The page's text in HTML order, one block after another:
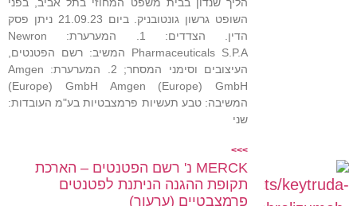
השופט גרשון גונטובניק. ביום 21.09.23 ניתן פסק
הדין. הצדדים: 1. המערערת: Newron
Pharmaceuticals S.P.A המשיב: רשם הפטנטים,
העיצובים וסימני המסחר; 2. המערערת: Amgen
(Europe) GmbH Amgen (Europe) GmbH
המשיבה: טבע תעשיות פרמצבטיות בע"מ העובדות:
שני
>>>
MERCK נ' רשם הפטנטים – הארכת
תקופת ההגנה הניתנת לפטנטים
פרמצבטיים (ערעור)